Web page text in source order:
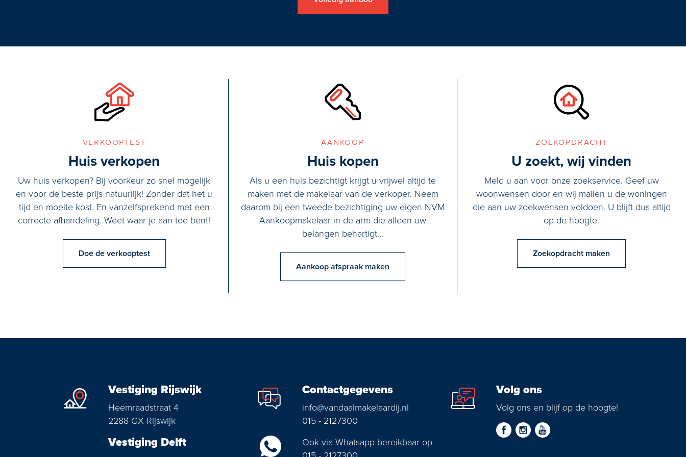
verkooptest
Huis verkopen
Uw huis verkopen? Bij voorkeur zo snel mogelijk
en voor de beste prijs natuurlijk! Zonder dat het u
tijd en moeite kost. En vanzelfsprekend met een
correcte afhandeling. Weet waar je aan toe bent!
Doe de verkooptest
aankoop
Huis kopen
Als u een huis bezichtigt krijgt u vrijwel altijd te
maken met de makelaar van de verkoper. Neem
daarom bij een tweede bezichtiging uw eigen NVM
Aankoopmakelaar in de arm die alleen uw
belangen behartigt...
Aankoop afspraak maken
zoekopdracht
U zoekt, wij vinden
Meld u aan voor onze zoekservice. Geef uw
woonwensen door en wij mailen u de woningen
die aan uw zoekwensen voldoen. U blijft dus altijd
op de hoogte.
Zoekopdracht maken
Vestiging Rijswijk
Heemraadstraat 4
2288 GX Rijswijk
Vestiging Delft
Contactgegevens
info@vandaalmakelaardij.nl
015 - 2127300
Ook via Whatsapp bereikbaar op
Volg ons
Volg ons en blijf op de hoogte!